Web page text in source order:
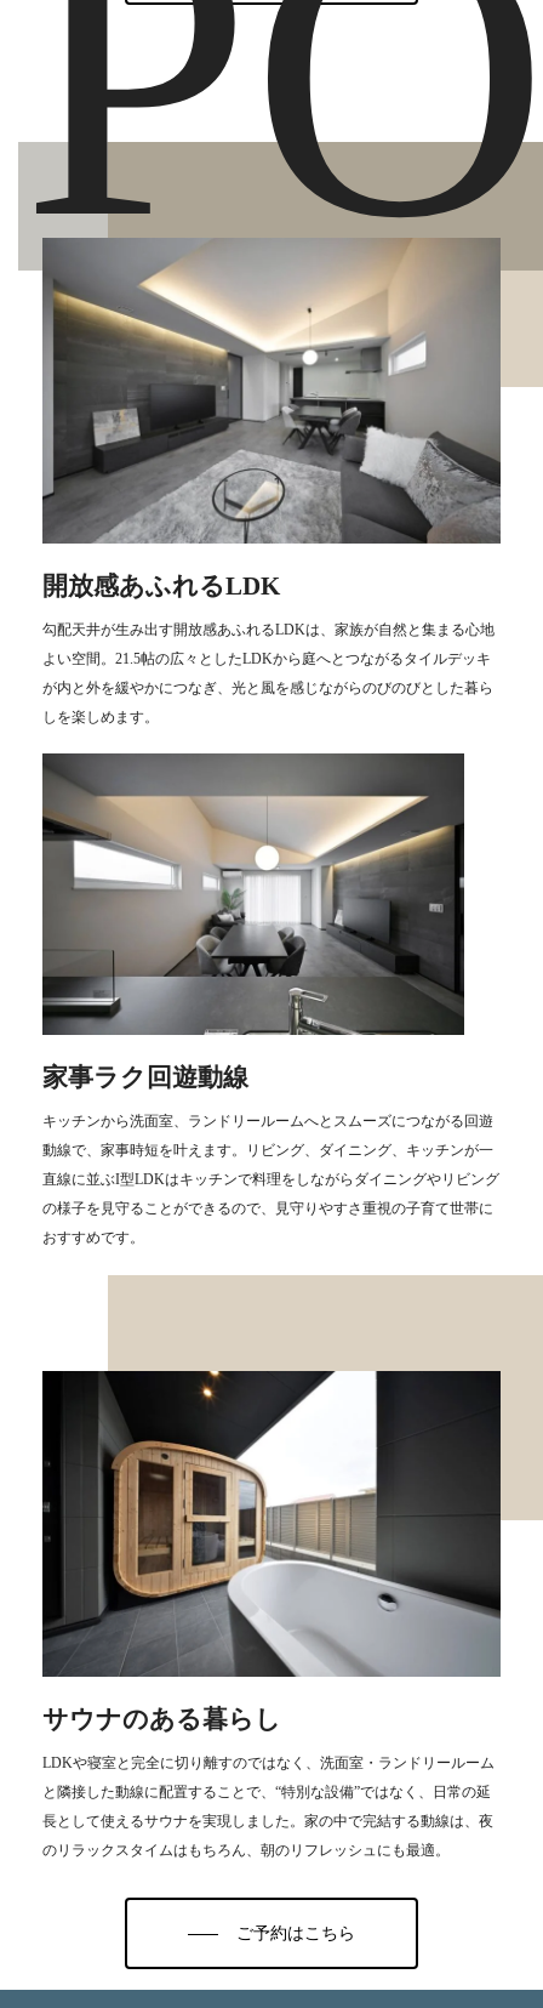
開放感あふれるLDK
勾配天井が生み出す開放感あふれるLDKは、家族が自然と集まる心地
よい空間。21.5帖の広々としたLDKから庭へとつながるタイルデッキ
が内と外を緩やかにつなぎ、光と風を感じながらのびのびとした暮ら
しを楽しめます。
家事ラク回遊動線
キッチンから洗面室、ランドリールームへとスムーズにつながる回遊
動線で、家事時短を叶えます。リビング、ダイニング、キッチンが一
直線に並ぶI型LDKはキッチンで料理をしながらダイニングやリビング
の様子を見守ることができるので、見守りやすさ重視の子育て世帯に
おすすめです。
サウナのある暮らし
LDKや寝室と完全に切り離すのではなく、洗面室・ランドリールーム
と隣接した動線に配置することで、“特別な設備”ではなく、日常の延
長として使えるサウナを実現しました。家の中で完結する動線は、夜
のリラックスタイムはもちろん、朝のリフレッシュにも最適。
ご予約はこちら